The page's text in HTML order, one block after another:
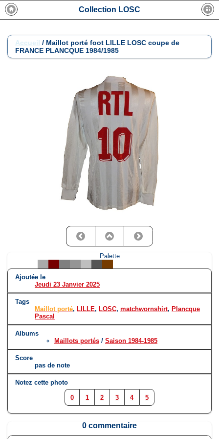
Collection LOSC
Accueil / Maillot porté foot LILLE LOSC coupe de
FRANCE PLANCQUE 1984/1985
Palette
Ajoutée le
Jeudi 23 Janvier 2025
Tags
Maillot porté, LILLE, LOSC, matchwornshirt, Plancque
Pascal
Albums
Maillots portés / Saison 1984-1985
Score
pas de note
Notez cette photo
0 1 2 3 4 5
0 commentaire